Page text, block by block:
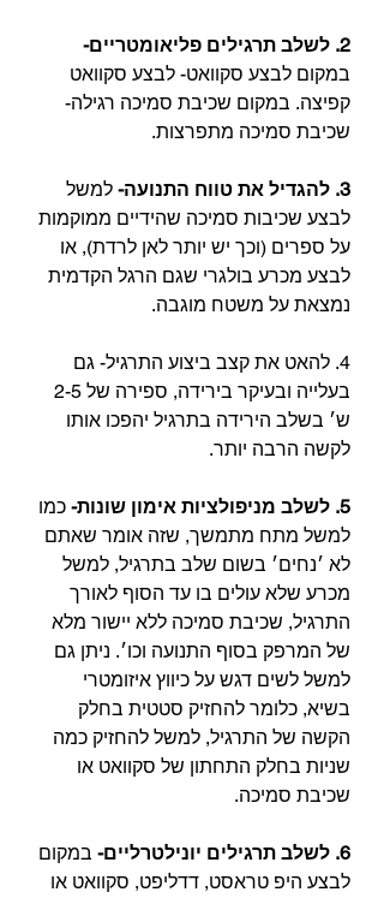
2. לשלב תרגילים פליאומטריים-
במקום לבצע סקוואט- לבצע סקוואט
קפיצה. במקום שכיבת סמיכה רגילה-
שכיבת סמיכה מתפרצות.
3. להגדיל את טווח התנועה-
למשל
לבצע שכיבות סמיכה שהידיים ממוקמות
על ספרים (וכך יש יותר לאן לרדת), או
לבצע מכרע בולגרי שגם הרגל הקדמית
נמצאת על משטח מוגבה.
4. להאט את קצב ביצוע התרגיל- גם
ש׳ בשלב הירידה בתרגיל יהפכו אותו
לקשה הרבה יותר.
5. לשלב מניפולציות אימון שונות-
כמו
למשל מתח מתמשך, שזה אומר שאתם
לא ׳נחים׳ בשום שלב בתרגיל, למשל
מכרע שלא עולים בו עד הסוף לאורך
התרגיל, שכיבת סמיכה ללא יישור מלא
של המרפק בסוף התנועה וכו׳. ניתן גם
למשל לשים דגש על כיווץ איזומטרי
בשיא, כלומר להחזיק סטטית בחלק
הקשה של התרגיל, למשל להחזיק כמה
שניות בחלק התחתון של סקוואט או
שכיבת סמיכה.
6. לשלב תרגילים יונילטרליים-
במקום
לבצע היפ טראסט, דדליפט, סקוואט או